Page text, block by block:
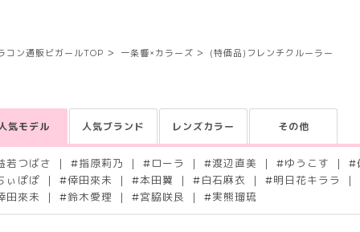
コン通販ビガールTOP 一条響×カラーズ (特価品)フレンチクルーラー
気モデル 人気ブランド レンズカラー その他
若つばさ #指原莉乃 # ローラ #渡辺直美 #ゆうこす #
ぃぽぽ #倖田來未 #本田翼 # 白石麻衣 #明日花キララ
田來未 #鈴木愛理 #宮脇咲良 #実熊瑠琉